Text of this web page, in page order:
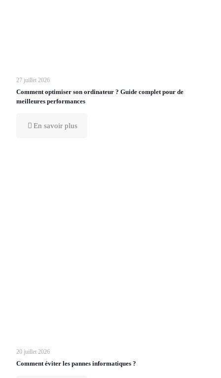
27 juillet 2026
Comment optimiser son ordinateur ? Guide complet pour de
meilleures performances
En savoir plus
20 juillet 2026
Comment éviter les pannes informatiques ?